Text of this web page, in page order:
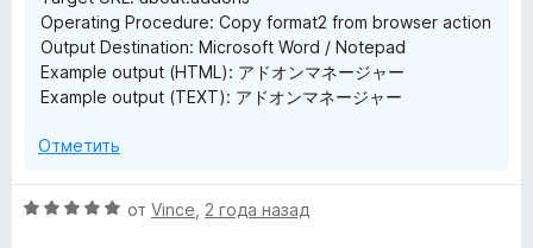
Operating Procedure: Copy format2 from browser action
Output Destination: Microsoft Word / Notepad
Example output (HTML): アドオンマネージャー
Example output (TEXT): アドオンマネージャー
Отметить
О
от Vince 2 года назад